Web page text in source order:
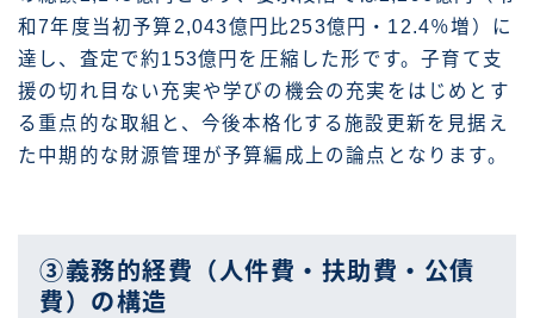
和7年度当初予算2,043億円比253億円・12.4％増）に
達し、査定で約153億円を圧縮した形です。子育て支
援の切れ目ない充実や学びの機会の充実をはじめとす
る重点的な取組と、今後本格化する施設更新を見据え
た中期的な財源管理が予算編成上の論点となります。
③義務的経費（人件費・扶助費・公債
費）の構造